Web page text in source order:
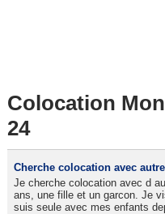
Colocation
24
Cherche colocation avec
Je cherche colocation avec d
ans, une fille et un garcon. Je
suis seule avec mes enfants